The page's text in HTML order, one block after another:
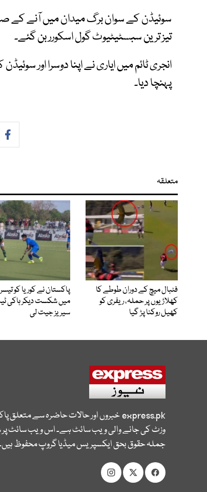
تیز ترین سبسٹیٹیوٹ گول اسکورر بن گئے۔
انجری ٹائم میں ایاری نے اپنا دوسرا اور
پہنچا دیا۔
متعلقہ
فٹبال میچ کے دوران طوطے کا
کھلاڑیوں پر حملہ، ریفری کو
کھیل روکنا پڑ گیا
پاکستان نے کوریا کو
میں شکست دیکر ہاکی
سیریز جیت لی
express.pkخبروں اور حالات حاضرہ سے متعلق
وزٹ کی جانے والی ویب سائٹ ہے۔ اس ویب سائٹ پر
جملہ حقوق بحق ایکسپریس میڈیا گروپ محفوظ